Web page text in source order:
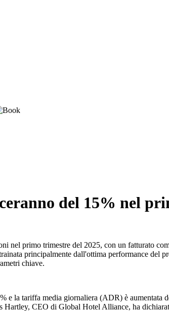
del 15% nel
primo trimestre del 2025, con un fatturato
principalmente dall'ottima performance
chiave.
la tariffa media giornaliera (ADR) è aumentata
Hartley, CEO di Global Hotel Alliance, ha